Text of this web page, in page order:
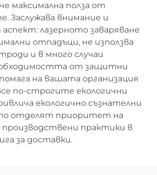
максимална полза от
Заслужава внимание и
лазерното заваряване
отпадъци, не използва
и в много случаи
от защитни
на вашата организация
по-строгите екологични
екологично съзнателни
отделят приоритет на
практики в
за доставки.